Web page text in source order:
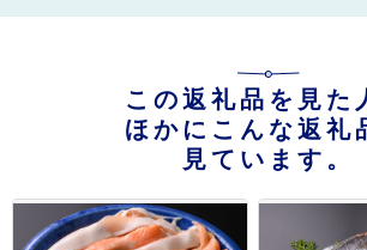
この返礼品を見た
ほかにこんな返礼
見ています。